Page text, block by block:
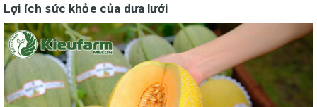
Lợi ích sức khỏe của dưa lưới